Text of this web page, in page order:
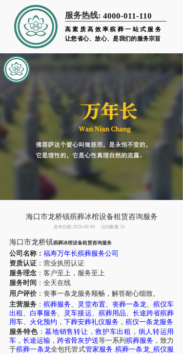
服务热线: 4000-011-110
高素质高效率殡葬一站式服务
让您省心、放心、是我们的服务宗旨
海口市龙桥镇殡葬冰棺设备租赁咨询服务
发布日期:2026-06-09 访问数量:16
海口市龙桥镇殡葬冰棺设备租赁咨询服务
公司名称： 福寿万年长殡葬服务公司
资质认证：营业执照认证
服务理念：客户至上，服务至上
服务时间 ：全天在线
用户评价：丧事一条龙服务顺畅，解答耐心细致。
主营服务 ：殡葬服务、 灵堂布置、 丧葬一条龙、殡仪车
出租 、 白事服务、 灵车接运、 殡葬用品、 长途跨省殡葬
用车、 火化预约 ， 下葬安葬礼仪服务 ， 殡仪一条龙服务
服务特色：墓地销售转让 ，救护车出租 ， 病人转运用
车， 长途运输 ，跨省骨灰护送等一系列 殡葬服务 ，致力
于殡葬一条龙全包托管式管家服务 .殡葬一条龙_ 殡仪服